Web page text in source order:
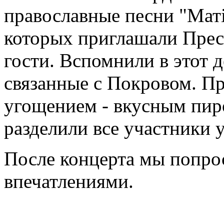
православные песни
которых приглашали
гости. Вспомнили в этот
связанные с Покровом.
угощением - вкусным
разделили все участники
После концерта мы
впечатлениями.